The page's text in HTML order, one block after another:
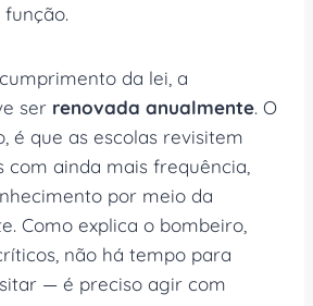
da lei, a
ser renovada anualmente. O
é que as escolas revisitem
com ainda mais frequência,
por meio da
Como explica o bombeiro,
não há tempo para
— é preciso agir com